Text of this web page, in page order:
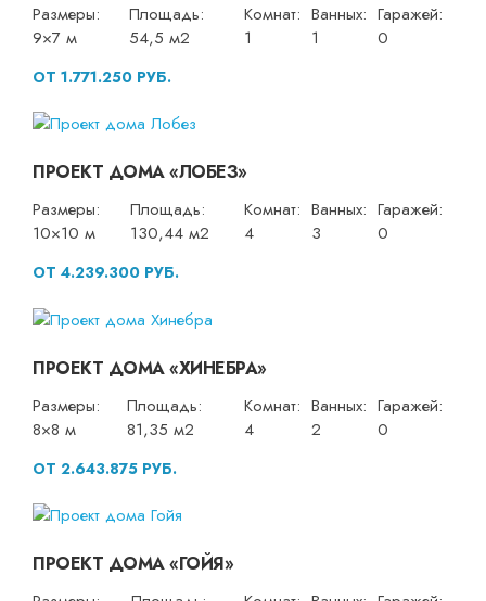
Размеры:
9×7 м
Площадь:
54,5 м2
Комнат:
1
Ванных:
1
Гаражей:
0
ОТ 1.771.250 РУБ.
ПРОЕКТ ДОМА «ЛОБЕЗ»
Размеры:
10×10 м
Площадь:
130,44 м2
Комнат:
4
Ванных:
3
Гаражей:
0
ОТ 4.239.300 РУБ.
ПРОЕКТ ДОМА «ХИНЕБРА»
Размеры:
8×8 м
Площадь:
81,35 м2
Комнат:
4
Ванных:
2
Гаражей:
0
ОТ 2.643.875 РУБ.
ПРОЕКТ ДОМА «ГОЙЯ»